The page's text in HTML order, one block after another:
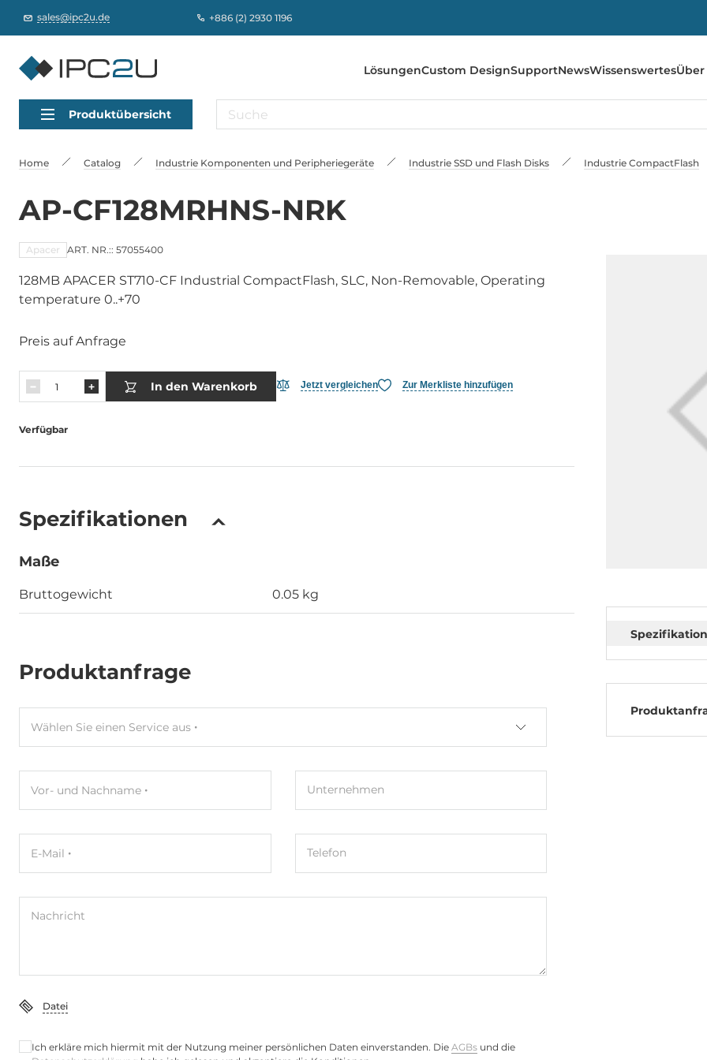
sales@ipc2u.de +886 (2) 2930 1196
LösungenCustom DesignSupportNewsWissenswertes
Produktübersicht
Home Catalog Industrie Komponenten und Peripheriegeräte Industrie SSD und Flash Disks Industrie CompactFlash
AP-CF128MRHNS-NRK
Apacer ART. NR.:: 57055400
128MB APACER ST710-CF Industrial CompactFlash, SLC, Non-Removable, Operating
temperature 0..+70
Preis auf Anfrage
In den Warenkorb Jetzt vergleichen Zur Merkliste hinzufügen
Verfügbar
Spezifikationen
Maße
Bruttogewicht 0.05 kg
Produktanfrage
Wählen Sie einen Service aus
Vor- und Nachname Unternehmen
E-Mail Telefon
Nachricht
Datei
Ich erkläre mich hiermit mit der Nutzung meiner persönlichen Daten einverstanden. Die AGBs und die